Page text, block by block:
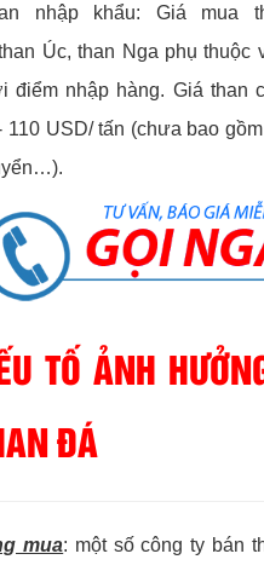
nhập khẩu: Giá mua
Úc, than Nga phụ thuộc
điểm nhập hàng. Giá than
110 USD/ tấn (chưa bao
TỐ ẢNH
ĐÁ
mua: một số công ty bán